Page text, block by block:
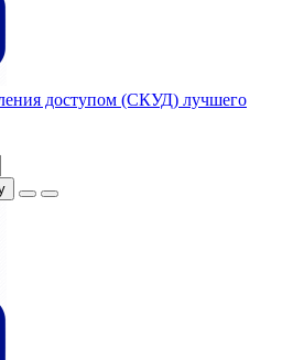
доступом (СКУД) лучшего